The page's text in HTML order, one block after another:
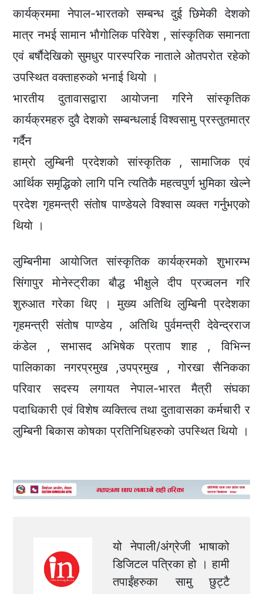
कार्यक्रममा नेपाल-भारतकाे सम्बन्ध दुई छिमेकी देशकाे
मात्र नभई सामान भाैगाेलिक परिवेश , सांस्कृतिक समानता
एवं बर्षाैदेखिकाे सुमधुर पारस्परिक नाताले ओेतपराेत रहेकाे
उपस्थित वक्ताहरुकाे भनाई थियाे ।
भारतीय दुतावासद्वारा आयाेजना गरिने सांस्कृतिक
कार्यक्रमहरु दुवै देशकाे सम्बन्धलाई विश्वसामु प्रस्तुतमात्र
गर्दैन
हाम्राे लुम्बिनी प्रदेशकाे सांस्कृतिक , सामाजिक एवं
आर्थिक समृद्धिकाे लागि पनि त्यतिकै महत्वपुर्ण भुमिका खेल्ने
प्रदेश गृहमन्त्री संताेष पाण्डेयले विश्वास व्यक्त गर्नुभएकाे
थियाे ।
लुम्बिनीमा आयाेजित सांस्कृतिक कार्यक्रमकाे शुभारम्भ
सिंगापुर माेनेस्ट्रीका बाैद्ध भीक्षुले दीप प्रज्वलन गरि
शुरुआत गरेका थिए । मुख्य अतिथि लुम्बिनी प्रदेशका
गृहमन्त्री संताेष पाण्डेय , अतिथि पुर्वमन्त्री देवेन्द्रराज
कंडेल , सभासद अभिषेक प्रताप शाह , विभिन्न
पालिकाका नगरप्रमुख ,उपप्रमुख , गाेरखा सैनिकका
परिवार सदस्य लगायत नेपाल-भारत मैत्री संघका
पदाधिकारी एवं विशेष व्यक्तित्व तथा दुतावासका कर्मचारी र
लुम्बिनी बिकास काेषका प्रतिनिधिहरुकाे उपस्थित थियाे ।
यो नेपाली/अंग्रेजी भाषाको
डिजिटल पत्रिका हो । हामी
तपाईंहरुका सामु छुट्टै